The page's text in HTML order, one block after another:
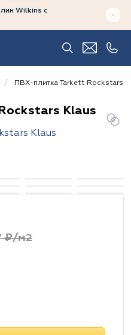
Wilkins с
ПВХ-плитка Tarkett Rockstars
Klaus
₽/м2